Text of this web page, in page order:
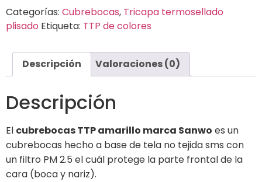
Categorías: Cubrebocas, Tricapa termosellado
plisado Etiqueta: TTP de colores
Descripción Valoraciones (0)
Descripción
El cubrebocas TTP amarillo marca Sanwo es un
cubrebocas hecho a base de tela no tejida sms con
un filtro PM 2.5 el cuál protege la parte frontal de la
cara (boca y nariz).